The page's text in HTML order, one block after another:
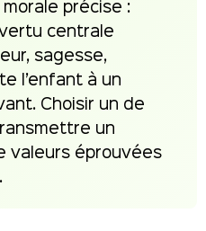
précise :
centrale
sagesse,
l’enfant à un
Choisir un de
un
valeurs éprouvées